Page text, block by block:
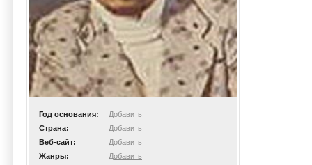
Год основания:
Добавить
Страна:
Добавить
Веб-сайт:
Добавить
Жанры:
Добавить